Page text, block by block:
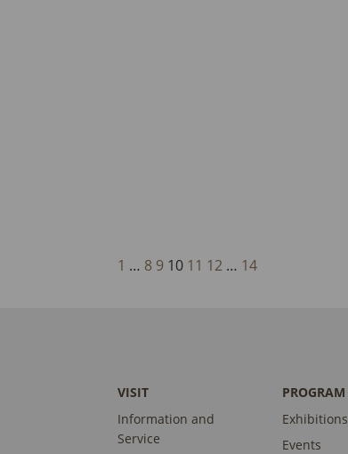
1 … 8 9 10 11 12 … 14
VISIT
Information and
Service
PROGRAM
Exhibitions
Events